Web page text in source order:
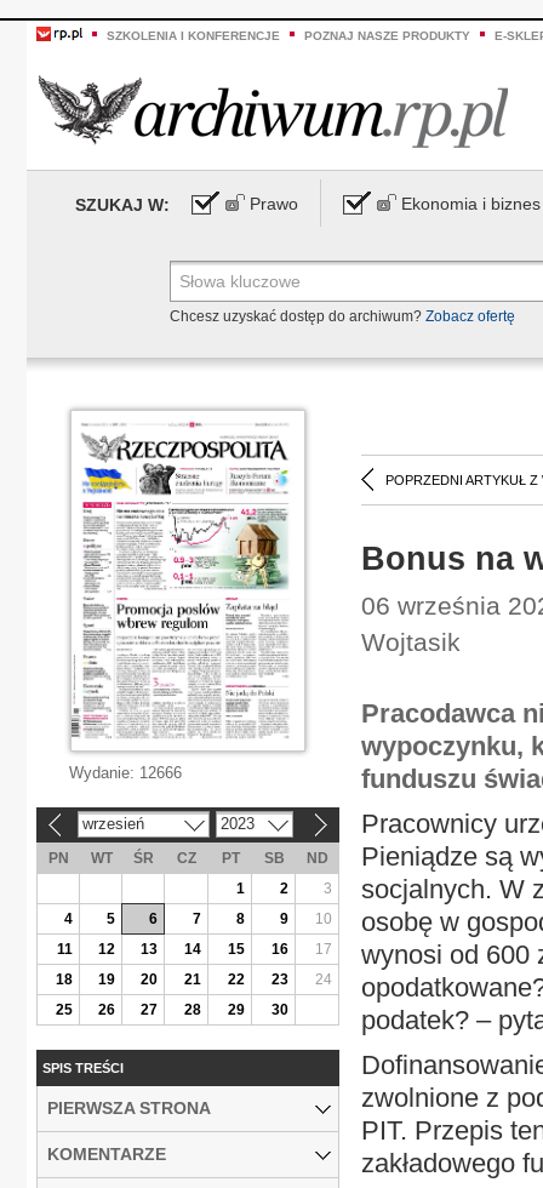
SZKOLENIA I KONFERENCJE POZNAJ NASZE PRODUKTY E-
SZUKAJ W: Prawo Ekonomia i biznes
Chcesz uzyskać dostęp do archiwum? Zobacz ofertę
POPRZEDNI ARTYKUŁ Z
Bonus na
06 września
Wojtasik
Pracodawca
wypoczynku,
funduszu
Pracownicy
Pieniądze są
socjalnych. W
osobę w
wynosi od 600
podatek? –
zwolnione z
PIT. Przepis
zakładowego
Wydanie: 12666
wrzesień 2023
PN WT ŚR CZ PT SB
ND
1
2
3
4
5 6 7 8 9
10
11
12 13 14 15 16
17
18
19 20 21 22 23
24
25
26 27 28 29 30
SPIS TREŚCI
PIERWSZA STRONA
KOMENTARZE